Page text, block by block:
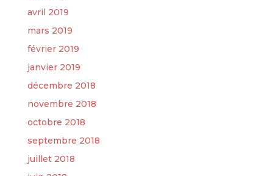
avril 2019
mars 2019
février 2019
janvier 2019
décembre 2018
novembre 2018
octobre 2018
septembre 2018
juillet 2018